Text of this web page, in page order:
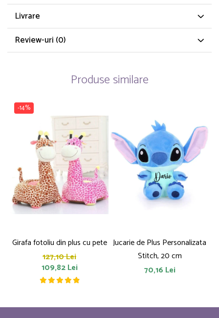
Livrare
Review-uri (0)
Produse similare
-14%
Girafa fotoliu din plus cu pete
127,10 Lei
109,82 Lei
Jucarie de Plus Personalizata
Stitch, 20 cm
70,16 Lei